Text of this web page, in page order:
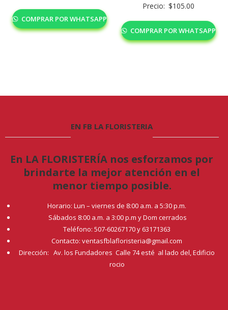
COMPRAR POR WHATSAPP
Precio: $105.00
COMPRAR POR WHATSAPP
EN FB LA FLORISTERIA
En LA FLORISTERÍA nos esforzamos por
brindarte la mejor atención en el
menor tiempo posible.
Horario: Lun – viernes de 8:00 a.m. a 5:30 p.m.
Sábados 8:00 a.m. a 3:00 p.m y Dom cerrados
Teléfono: 507-60267170 y 63171363
Contacto: ventasfblafloristeria@gmail.com
Dirección: Av. los Fundadores Calle 74 esté al lado del, Edificio
rocio